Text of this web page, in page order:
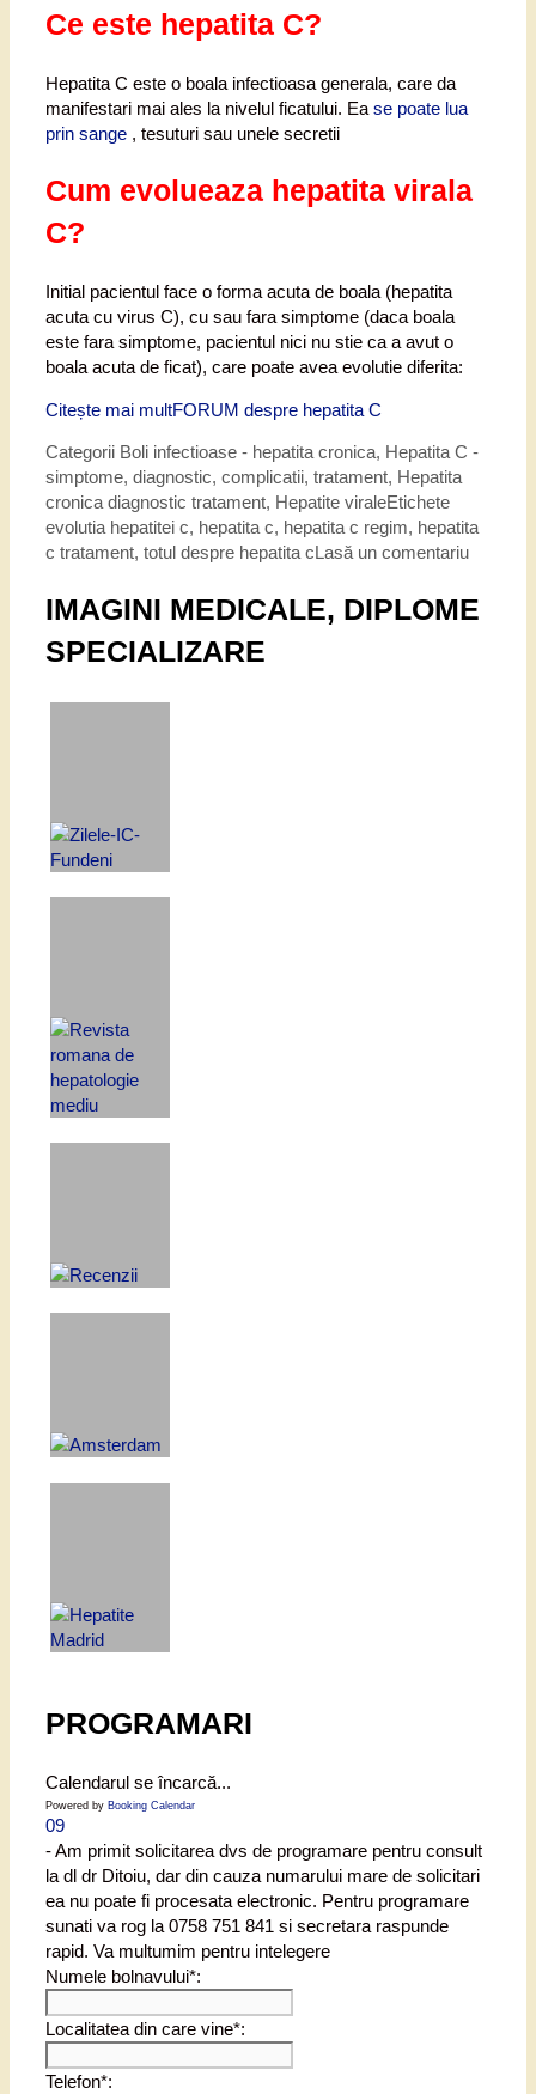
Ce este hepatita C?
Hepatita C este o boala infectioasa generala, care da
manifestari mai ales la nivelul ficatului. Ea se poate lua
prin sange , tesuturi sau unele secretii
Cum evolueaza hepatita virala
C?
Initial pacientul face o forma acuta de boala (hepatita
acuta cu virus C), cu sau fara simptome (daca boala
este fara simptome, pacientul nici nu stie ca a avut o
boala acuta de ficat), care poate avea evolutie diferita:
Citește mai multFORUM despre hepatita C
Categorii Boli infectioase - hepatita cronica, Hepatita C -
simptome, diagnostic, complicatii, tratament, Hepatita
cronica diagnostic tratament, Hepatite viraleEtichete
evolutia hepatitei c, hepatita c, hepatita c regim, hepatita
c tratament, totul despre hepatita cLasă un comentariu
IMAGINI MEDICALE, DIPLOME
SPECIALIZARE
PROGRAMARI
Calendarul se încarcă...
Powered by Booking Calendar
09
- Am primit solicitarea dvs de programare pentru consult
la dl dr Ditoiu, dar din cauza numarului mare de solicitari
ea nu poate fi procesata electronic. Pentru programare
sunati va rog la 0758 751 841 si secretara raspunde
rapid. Va multumim pentru intelegere
Numele bolnavului*:
Localitatea din care vine*:
Telefon*: